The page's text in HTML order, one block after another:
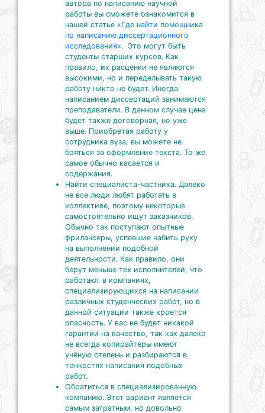
автора по написанию научной
работы вы сможете ознакомится в
нашей статье «Где найти помощника
по написанию диссертационного
исследования«. Это могут быть
студенты старших курсов. Как
правило, их расценки не являются
высокими, но и переделывать такую
работу никто не будет. Иногда
написанием диссертаций занимаются
преподаватели. В данном случае цена
будет также договорная, но уже
выше. Приобретая работу у
сотрудника вуза, вы можете не
бояться за оформление текста. То же
самое обычно касается и
содержания.
Найти специалиста-частника. Далеко
не все люди любят работать в
коллективе, поэтому некоторые
самостоятельно ищут заказчиков.
Обычно так поступают опытные
фрилансеры, успевшие набить руку
на выполнении подобной
деятельности. Как правило, они
берут меньше тех исполнителей, что
работают в компаниях,
специализирующихся на написании
различных студенческих работ, но в
данной ситуации также кроется
опасность. У вас не будет никакой
гарантии на качество, так как далеко
не всегда копирайтеры имеют
учёную степень и разбираются в
тонкостях написания подобных
работ.
Обратиться в специализированную
компанию. Этот вариант является
самым затратным, но довольно